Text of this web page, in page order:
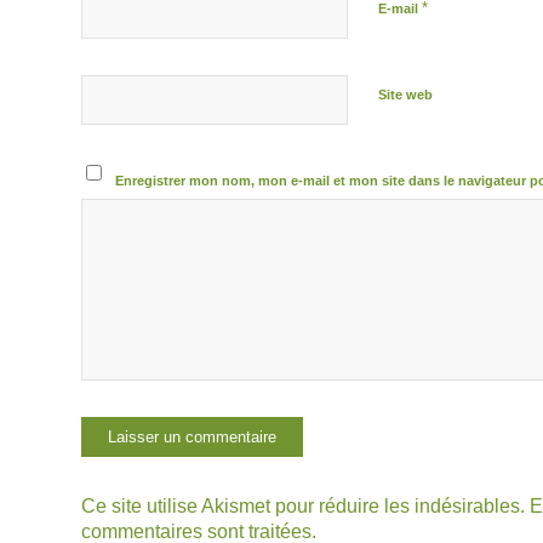
E-mail *
Site web
Enregistrer mon nom, mon e-mail et mon site dans le navigateur
Ce site utilise Akismet pour réduire les indésirables.
commentaires sont traitées.